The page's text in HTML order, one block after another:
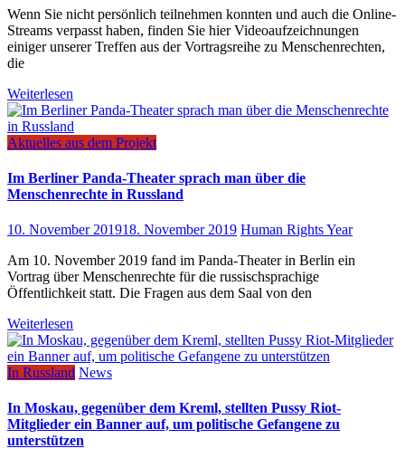
Wenn Sie nicht persönlich teilnehmen konnten und auch die Online-
Streams verpasst haben, finden Sie hier Videoaufzeichnungen
einiger unserer Treffen aus der Vortragsreihe zu Menschenrechten,
die
Weiterlesen
Aktuelles aus dem Projekt
Im Berliner Panda-Theater sprach man über die
Menschenrechte in Russland
10. November 201918. November 2019 Human Rights Year
Am 10. November 2019 fand im Panda-Theater in Berlin ein
Vortrag über Menschenrechte für die russischsprachige
Öffentlichkeit statt. Die Fragen aus dem Saal von den
Weiterlesen
In Russland News
In Moskau, gegenüber dem Kreml, stellten Pussy Riot-
Mitglieder ein Banner auf, um politische Gefangene zu
unterstützen